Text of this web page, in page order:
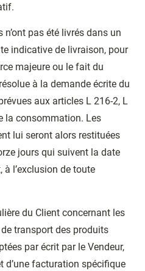
pas été livrés dans un
indicative de livraison, pour
majeure ou le fait du
à la demande écrite du
aux articles L 216-2, L
la consommation. Les
lui seront alors restituées
jours qui suivent la date
l’exclusion de toute
du Client concernant les
transport des produits
par écrit par le Vendeur,
d’une facturation spécifique